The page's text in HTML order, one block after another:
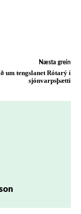
Næsta grein
um tengslanet Rótarý í
sjónvarpsþætti